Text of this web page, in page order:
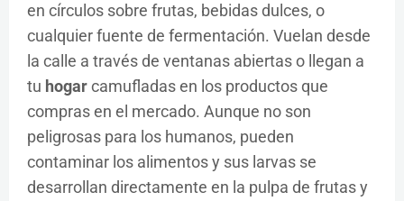
en círculos sobre frutas, bebidas dulces, o
cualquier fuente de fermentación. Vuelan desde
la calle a través de ventanas abiertas o llegan a
tu hogarcamufladas en los productos que
compras en el mercado. Aunque no son
peligrosas para los humanos, pueden
contaminar los alimentos y sus larvas se
desarrollan directamente en la pulpa de frutas y